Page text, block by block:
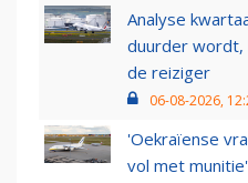
Analyse
duurder wordt,
de reiziger
06-08-2026,
'Oekraïense
vol met munitie'